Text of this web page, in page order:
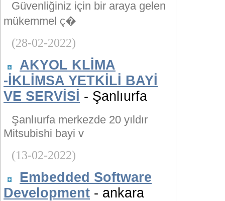
Güvenliğiniz için bir araya gelen
mükemmel ç�
(28-02-2022)
AKYOL KLİMA
-İKLİMSA YETKİLİ BAYİ
VE SERVİSİ - Şanlıurfa
Şanlıurfa merkezde 20 yıldır
Mitsubishi bayi v
(13-02-2022)
Embedded Software
Development - ankara